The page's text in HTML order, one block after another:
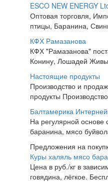
ESCO NEW ENERGY
Оптовая торговля,
птицы, Баранина,
КФХ Рамазанова
КФХ "Рамазанова"
Конину, Лошадей
Настоящие продукты
Производство и
продукты
Балтамерика
На регулярной основе
баранина, мясо
Предложения на
Куры халяль мясо
Цена в руб./кг в
говядина, лёгкое.